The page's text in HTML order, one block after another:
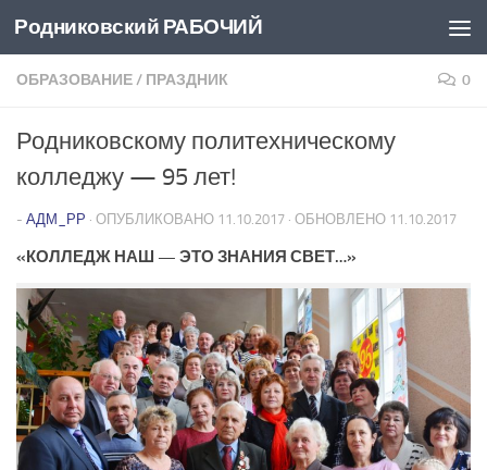
Перейти к содержимому
Родниковский РАБОЧИЙ
ОБРАЗОВАНИЕ/ ПРАЗДНИК 0
Родниковскому политехническому
колледжу — 95 лет!
- АДМ_РР · ОПУБЛИКОВАНО 11.10.2017 · ОБНОВЛЕНО 11.10.2017
«КОЛЛЕДЖ НАШ — ЭТО ЗНАНИЯ СВЕТ…»